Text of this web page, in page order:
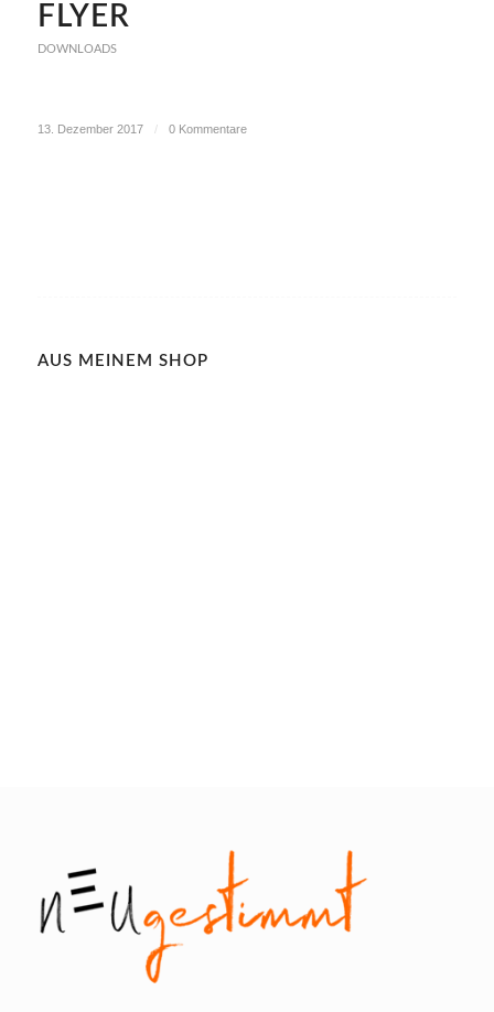
FLYER
DOWNLOADS
13. Dezember 2017 / 0 Kommentare
AUS MEINEM SHOP